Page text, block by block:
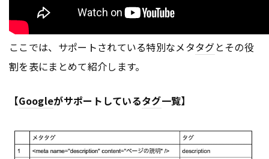
ここでは、サポートされている特別なメタタグとその役
割を表にまとめて紹介します。
【Googleがサポートしているタグ一覧】